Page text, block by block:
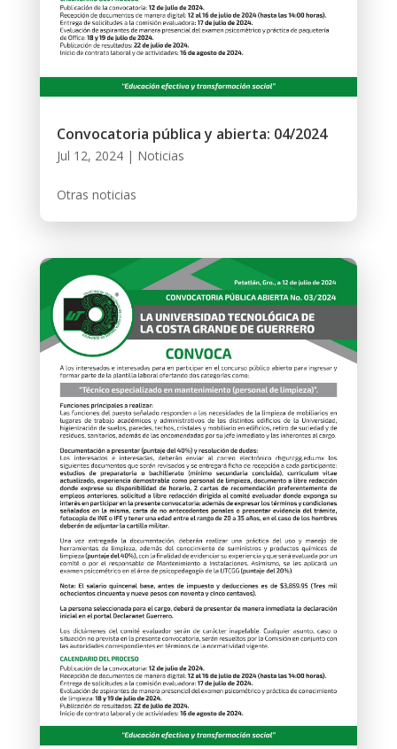
Convocatoria pública y abierta: 04/2024
Jul 12, 2024| Noticias
Otras noticias